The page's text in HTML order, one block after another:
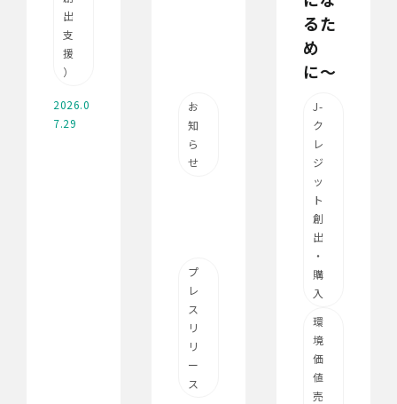
出
支
援
）
2026.0
7.29
お
知
ら
せ
プ
レ
ス
リ
リ
ー
ス
るた
め
に〜
J-
ク
レ
ジ
ッ
ト
創
出
・
購
入
環
境
価
値
売